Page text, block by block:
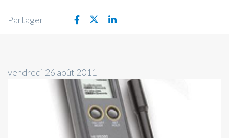
Partager
vendredi 26 août 2011